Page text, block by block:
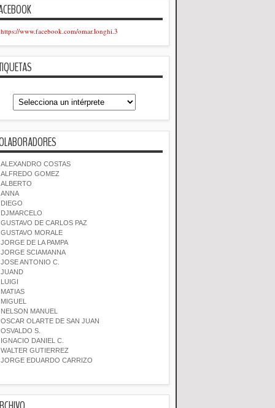
https://www.facebook.com/omar.longhi.3
ALEXANDRO COSTAS
ALFREDO GOMEZ
ALBERTO
ANNA
DIEGO
DJMARCELO
GUSTAVO DE CARLOS PAZ
GUSTAVO MORALE
JORGE DE LA PAMPA
JORGE SCIAMANNA
JOSE ANTONIO C.
JUAND
LUIGI
MATIAS
MIGUEL
NELSON MANUEL
OSCAR OLARTE DE SAN JUAN
OSVALDO S.
IGNACIO DANIEL C.
WALTER GUTIERREZ
JORGE EDUARDO CARRIZO